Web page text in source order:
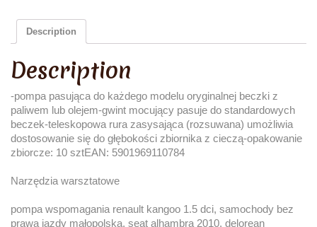
Description
Description
-pompa pasująca do każdego modelu oryginalnej beczki z
paliwem lub olejem-gwint mocujący pasuje do standardowych
beczek-teleskopowa rura zasysająca (rozsuwana) umożliwia
dostosowanie się do głębokości zbiornika z cieczą-opakowanie
zbiorcze: 10 sztEAN: 5901969110784
Narzędzia warsztatowe
pompa wspomagania renault kangoo 1.5 dci, samochody bez
prawa jazdy małopolska, seat alhambra 2010, delorean